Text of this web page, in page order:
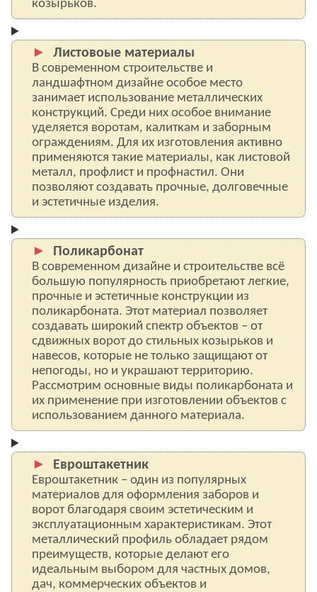
козырьков.
Листовоые материалы
В современном строительстве и
ландшафтном дизайне особое место
занимает использование металлических
конструкций. Среди них особое внимание
уделяется воротам, калиткам и заборным
ограждениям. Для их изготовления активно
применяются такие материалы, как листовой
металл, профлист и профнастил. Они
позволяют создавать прочные, долговечные
и эстетичные изделия.
Поликарбонат
В современном дизайне и строительстве всё
большую популярность приобретают легкие,
прочные и эстетичные конструкции из
поликарбоната. Этот материал позволяет
создавать широкий спектр объектов – от
сдвижных ворот до стильных козырьков и
навесов, которые не только защищают от
непогоды, но и украшают территорию.
Рассмотрим основные виды поликарбоната и
их применение при изготовлении объектов с
использованием данного материала.
Евроштакетник
Евроштакетник – один из популярных
материалов для оформления заборов и
ворот благодаря своим эстетическим и
эксплуатационным характеристикам. Этот
металлический профиль обладает рядом
преимуществ, которые делают его
идеальным выбором для частных домов,
дач, коммерческих объектов и